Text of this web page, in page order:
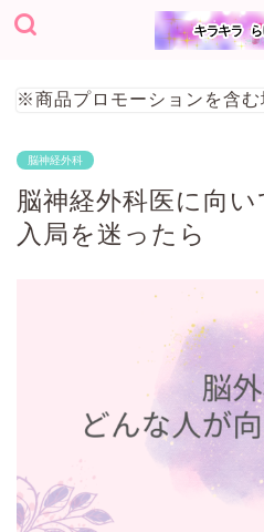
※商品プロモーションを含む
脳神経外科
脳神経外科医に向い
入局を迷ったら